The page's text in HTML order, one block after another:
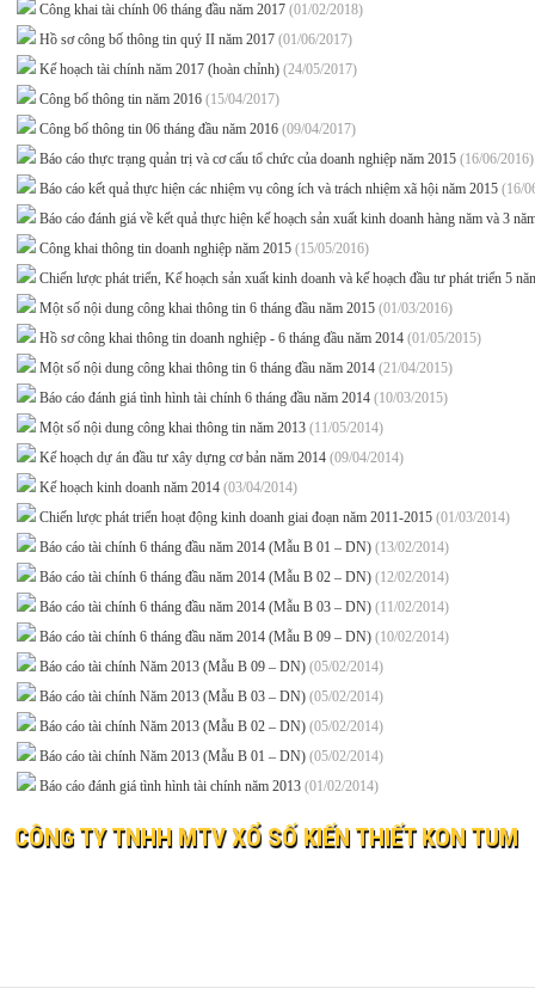
Công khai tài chính 06 tháng đầu năm 2017 (01/02/2018)
Hồ sơ công bố thông tin quý II năm 2017 (01/06/2017)
Kế hoạch tài chính năm 2017 (hoàn chỉnh) (24/05/2017)
Công bố thông tin năm 2016 (15/04/2017)
Công bố thông tin 06 tháng đầu năm 2016 (09/04/2017)
Báo cáo thực trạng quản trị và cơ cấu tổ chức của doanh nghiệp năm 2015 (16/06/2016)
Báo cáo kết quả thực hiện các nhiệm vụ công ích và trách nhiệm xã hội năm 2015 (16/
Báo cáo đánh giá về kết quả thực hiện kế hoạch sản xuất kinh doanh hàng năm và 3
Công khai thông tin doanh nghiệp năm 2015 (15/05/2016)
Chiến lược phát triển, Kế hoạch sản xuất kinh doanh và kế hoạch đầu tư phát triển
Một số nội dung công khai thông tin 6 tháng đầu năm 2015 (01/03/2016)
Hồ sơ công khai thông tin doanh nghiệp - 6 tháng đầu năm 2014 (01/05/2015)
Một số nội dung công khai thông tin 6 tháng đầu năm 2014 (21/04/2015)
Báo cáo đánh giá tình hình tài chính 6 tháng đầu năm 2014 (10/03/2015)
Một số nội dung công khai thông tin năm 2013 (11/05/2014)
Kế hoạch dự án đầu tư xây dựng cơ bản năm 2014 (09/04/2014)
Kế hoạch kinh doanh năm 2014 (03/04/2014)
Chiến lược phát triển hoạt động kinh doanh giai đoạn năm 2011-2015 (01/03/2014)
Báo cáo tài chính 6 tháng đầu năm 2014 (Mẫu B 01 – DN) (13/02/2014)
Báo cáo tài chính 6 tháng đầu năm 2014 (Mẫu B 02 – DN) (12/02/2014)
Báo cáo tài chính 6 tháng đầu năm 2014 (Mẫu B 03 – DN) (11/02/2014)
Báo cáo tài chính 6 tháng đầu năm 2014 (Mẫu B 09 – DN) (10/02/2014)
Báo cáo tài chính Năm 2013 (Mẫu B 09 – DN) (05/02/2014)
Báo cáo tài chính Năm 2013 (Mẫu B 03 – DN) (05/02/2014)
Báo cáo tài chính Năm 2013 (Mẫu B 02 – DN) (05/02/2014)
Báo cáo tài chính Năm 2013 (Mẫu B 01 – DN) (05/02/2014)
Báo cáo đánh giá tình hình tài chính năm 2013 (01/02/2014)
CÔNG TY TNHH MTV XỔ SỐ KIẾN THIẾT KON TUM